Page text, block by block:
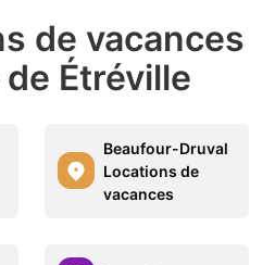
de vacances
Étréville
Beaufour-Druval
Locations de
vacances